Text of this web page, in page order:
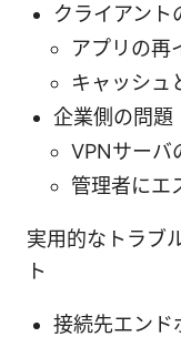
クライアント
アプリの再
キャッシュ
企業側の問題
VPNサーバ
管理者にエ
実用的なトラブ
ト
接続先エンド